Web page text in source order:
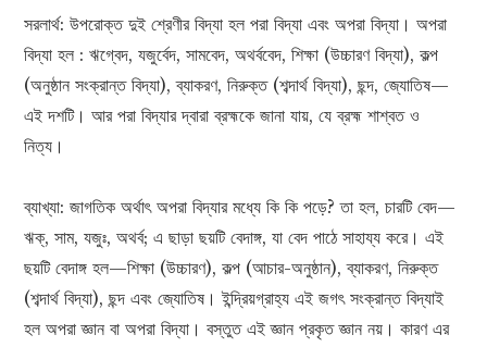
সরলার্থ: উপরোক্ত দুই শ্রেণীর বিদ্যা হল পরা বিদ্যা এবং অপরা বিদ্যা। অপরা
বিদ্যা হল : ঋগ্বেদ, যজুর্বেদ, সামবেদ, অথর্ববেদ, শিক্ষা (উচ্চারণ বিদ্যা), কল্প
(অনুষ্ঠান সংক্রান্ত বিদ্যা), ব্যাকরণ, নিরুক্ত (শব্দার্থ বিদ্যা), ছন্দ, জ্যোতিষ—
এই দশটি। আর পরা বিদ্যার দ্বারা ব্রহ্মকে জানা যায়, যে ব্রহ্ম শাশ্বত ও
নিত্য।
ব্যাখ্যা: জাগতিক অর্থাৎ অপরা বিদ্যার মধ্যে কি কি পড়ে? তা হল, চারটি বেদ—
ঋক্‌, সাম, যজুঃ, অথর্ব; এ ছাড়া ছয়টি বেদাঙ্গ, যা বেদ পাঠে সাহায্য করে। এই
ছয়টি বেদাঙ্গ হল—শিক্ষা (উচ্চারণ), কল্প (আচার-অনুষ্ঠান), ব্যাকরণ, নিরুক্ত
(শব্দার্থ বিদ্যা), ছন্দ এবং জ্যোতিষ। ইন্দ্রিয়গ্রাহ্য এই জগৎ সংক্রান্ত বিদ্যাই
হল অপরা জ্ঞান বা অপরা বিদ্যা। বস্তুত এই জ্ঞান প্রকৃত জ্ঞান নয়। কারণ এর